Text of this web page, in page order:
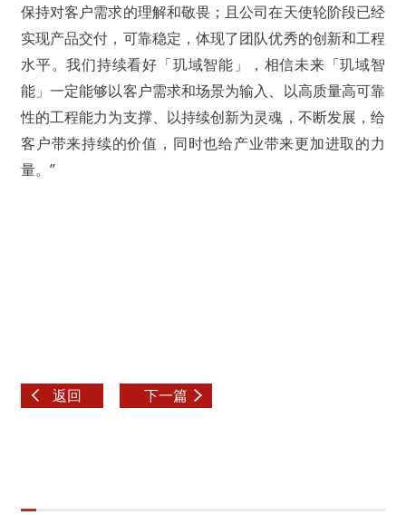
保持对客户需求的理解和敬畏；且公司在天使轮阶段已经
实现产品交付，可靠稳定，体现了团队优秀的创新和工程
水平。我们持续看好「玑域智能」，相信未来「玑域智
能」一定能够以客户需求和场景为输入、以高质量高可靠
性的工程能力为支撑、以持续创新为灵魂，不断发展，给
客户带来持续的价值，同时也给产业带来更加进取的力
量。”
返回 下一篇